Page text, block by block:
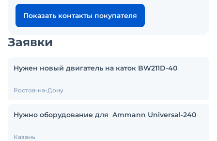
Показать контакты покупателя
Заявки
Нужен новый двигатель на каток BW211D-40
Ростов-на-Дону
Нужно оборудование для Ammann Universal-240
Казань